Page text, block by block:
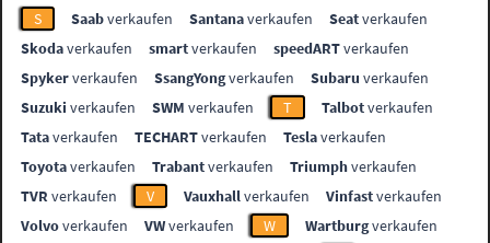
S
Saabverkaufen Santanaverkaufen Seatverkaufen
Skodaverkaufen smartverkaufen speedARTverkaufen
Spykerverkaufen SsangYongverkaufen Subaru verkaufen
Suzuki verkaufen SWM verkaufen T Talbotverkaufen
Tataverkaufen TECHARTverkaufen Teslaverkaufen
Toyotaverkaufen Trabantverkaufen Triumphverkaufen
TVR verkaufen V Vauxhallverkaufen Vinfastverkaufen
Volvoverkaufen VWverkaufen W Wartburgverkaufen